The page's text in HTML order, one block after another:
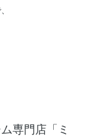
専門店「ミ